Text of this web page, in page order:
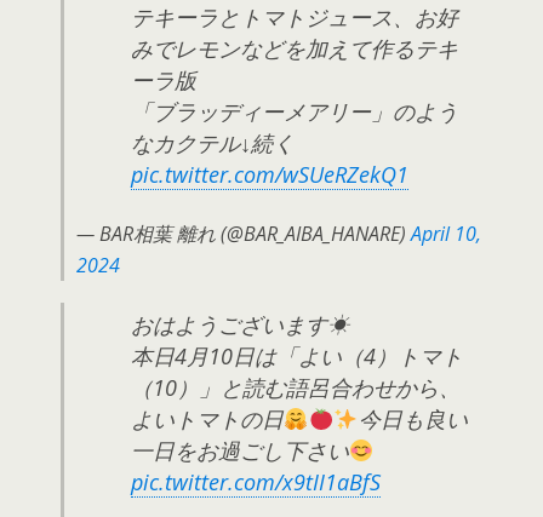
テキーラとトマトジュース、お好
みでレモンなどを加えて作るテキ
ーラ版
「ブラッディーメアリー」のよう
なカクテル↓続く
pic.twitter.com/wSUeRZekQ1
— BAR相葉 離れ (@BAR_AIBA_HANARE)April 10,
2024
おはようございます☀
本日4月10日は「よい（4）トマト
（10）」と読む語呂合わせから、
よいトマトの日
今日も良い
一日をお過ごし下さい
pic.twitter.com/x9tII1aBfS